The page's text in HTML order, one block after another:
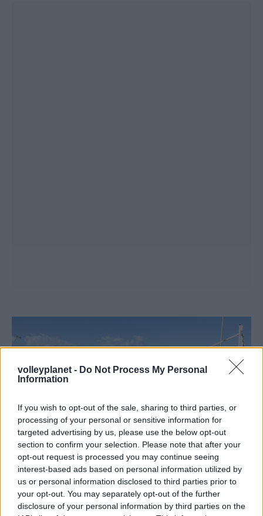
volleyplanet - Do Not Process My Personal
Information
If you wish to opt-out of the sale, sharing to third parties, or
processing of your personal or sensitive information for
targeted advertising by us, please use the below opt-out
section to confirm your selection. Please note that after your
opt-out request is processed you may continue seeing
interest-based ads based on personal information utilized by
us or personal information disclosed to third parties prior to
your opt-out. You may separately opt-out of the further
disclosure of your personal information by third parties on the
BEACH VOLLEY 29/10/2017
«Σήκωσαν μανίκια» με αγάπη και μεράκι για το